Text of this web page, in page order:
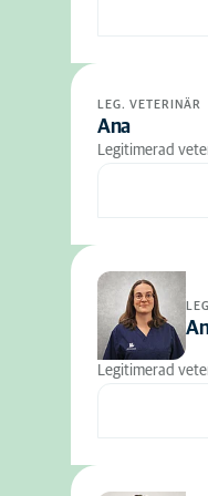
LEG. VETERINÄR
Ana
Legitimerad
Legitimerad